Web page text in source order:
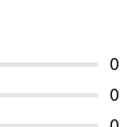
0
0